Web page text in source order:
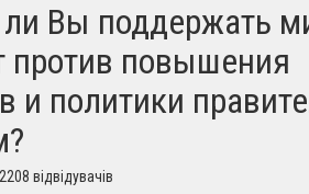
ли Вы поддержать
против повышения
и политики
відвідувачів